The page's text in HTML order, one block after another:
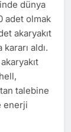
dünya
adet olmak
akaryakıt
aldı.
talebine
enerji